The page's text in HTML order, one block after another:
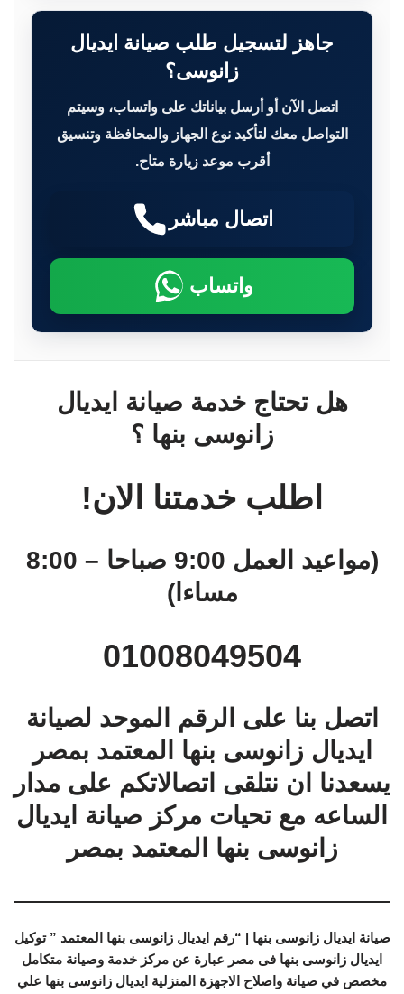
جاهز لتسجيل طلب صيانة ايديال
زانوسى؟
اتصل الآن أو أرسل بياناتك على واتساب، وسيتم
التواصل معك لتأكيد نوع الجهاز والمحافظة وتنسيق
أقرب موعد زيارة متاح.
اتصال مباشر
واتساب
هل تحتاج خدمة صيانة ايديال
زانوسى بنها ؟
اطلب خدمتنا الان!
(مواعيد العمل 9:00 صباحا – 8:00
مساءا)
01008049504
اتصل بنا على الرقم الموحد لصيانة
ايديال زانوسى بنها المعتمد بمصر
يسعدنا ان نتلقى اتصالاتكم على مدار
الساعه مع تحيات مركز صيانة ايديال
زانوسى بنها المعتمد بمصر
صيانة ايديال زانوسى بنها | “رقم ايديال زانوسى بنها المعتمد ” توكيل
ايديال زانوسى بنها فى مصر عبارة عن مركز خدمة وصيانة متكامل
مخصص في صيانة واصلاح الاجهزة المنزلية ايديال زانوسى بنها علي